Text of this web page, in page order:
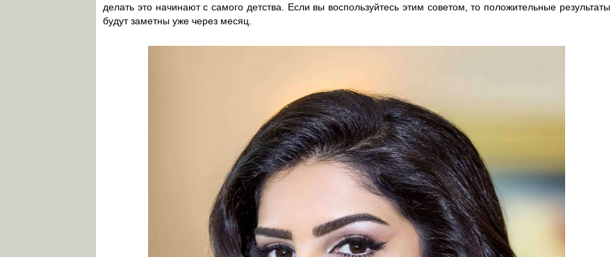
делать это начинают с самого детства. Если вы воспользуйтесь этим советом, то положительные результаты
будут заметны уже через месяц.